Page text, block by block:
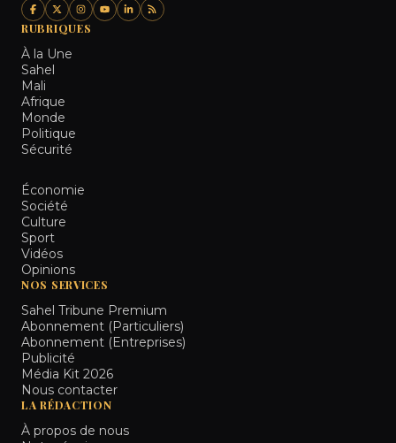
RUBRIQUES
À la Une
Sahel
Mali
Afrique
Monde
Politique
Sécurité
Économie
Société
Culture
Sport
Vidéos
Opinions
NOS SERVICES
Sahel Tribune Premium
Abonnement (Particuliers)
Abonnement (Entreprises)
Publicité
Média Kit 2026
Nous contacter
LA RÉDACTION
À propos de nous